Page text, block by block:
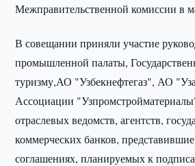
Межправительственной комиссии в
В совещании приняли участие
промышленной палаты,
туризму,АО "Узбекнефтегаз", АО
Ассоциации
отраслевых ведомств, агентств,
коммерческих банков,
соглашениях, планируемых к